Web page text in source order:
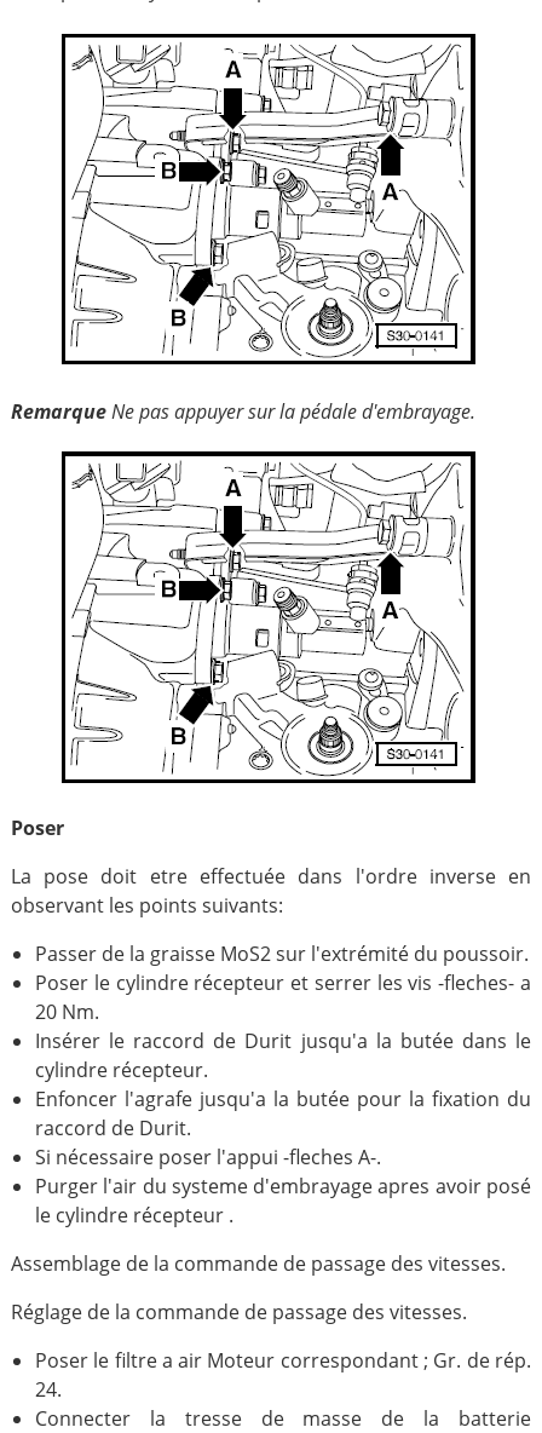
RemarqueNe pas appuyer sur la pédale d'embrayage.
Poser
La pose doit etre effectuée dans l'ordre inverse en
observant les points suivants:
Passer de la graisse MoS2 sur l'extrémité du poussoir.
Poser le cylindre récepteur et serrer les vis -fleches- a
20 Nm.
Insérer le raccord de Durit jusqu'a la butée dans le
cylindre récepteur.
Enfoncer l'agrafe jusqu'a la butée pour la fixation du
raccord de Durit.
Si nécessaire poser l'appui -fleches A-.
Purger l'air du systeme d'embrayage apres avoir posé
le cylindre récepteur .
Assemblage de la commande de passage des vitesses.
Réglage de la commande de passage des vitesses.
Poser le filtre a air Moteur correspondant ; Gr. de rép.
24.
Connecter la tresse de masse de la batterie